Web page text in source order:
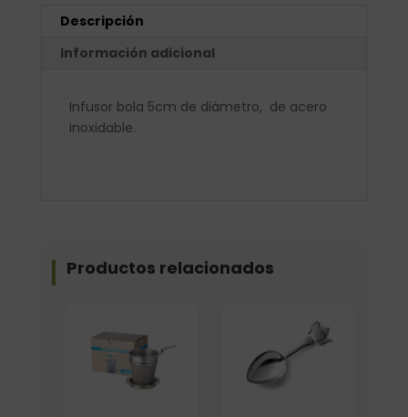
Descripción
Información adicional
Infusor bola 5cm de diámetro, de acero
inoxidable.
Productos relacionados